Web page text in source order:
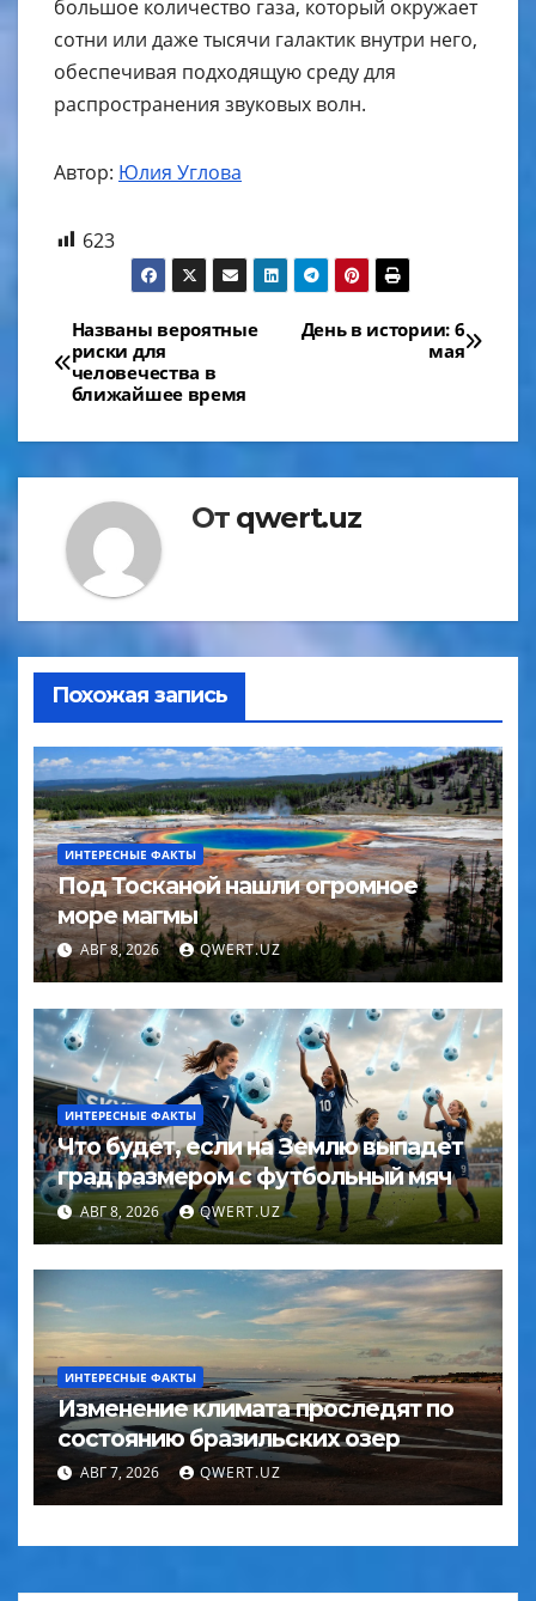
большое количество газа, который окружает
сотни или даже тысячи галактик внутри него,
обеспечивая подходящую среду для
распространения звуковых волн.
Автор: Юлия Углова
623
Навигация
по
записям
День в истории: 6
мая
Названы вероятные
риски для
человечества в
ближайшее время
От qwert.uz
Похожая запись
ИНТЕРЕСНЫЕ ФАКТЫ
Под Тосканой нашли огромное
море магмы
АВГ 8, 2026 QWERT.UZ
ИНТЕРЕСНЫЕ ФАКТЫ
Что будет, если на Землю выпадет
град размером с футбольный мяч
АВГ 8, 2026 QWERT.UZ
ИНТЕРЕСНЫЕ ФАКТЫ
Изменение климата проследят по
состоянию бразильских озер
АВГ 7, 2026 QWERT.UZ